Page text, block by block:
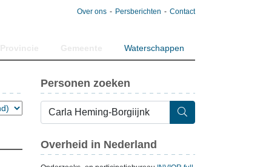
Over ons Persberichten Contact
Waterschappen
Personen zoeken
Overheid in Nederland